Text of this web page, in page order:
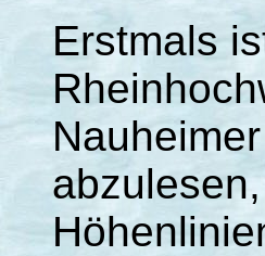
Erstmals